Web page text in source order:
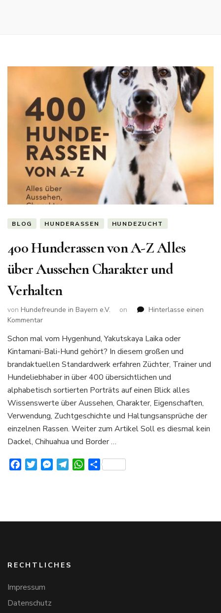
BLOG HUNDERASSEN HUNDEZUCHT
400 Hunderassen von A-Z Alles
über Aussehen Charakter und
Verhalten
von Hundefreunde in Bayern e.V. on
Hinterlasse einen
Kommentarzu
Hunderassen
von
A-
Alles
über
Aussehen
Charakter
und
Verhalten
Schon mal vom Hygenhund, Yakutskaya Laika oder
Kintamani-Bali-Hund gehört? In diesem großen und
brandaktuellen Standardwerk erfahren Züchter, Trainer und
Hundeliebhaber in über 400 übersichtlichen und
alphabetisch sortierten Porträts auf einen Blick alles
Wissenswerte über Aussehen, Charakter, Eigenschaften,
Verwendung, Zuchtgeschichte und Haltungsansprüche der
einzelnen Rassen. Weiter zum Artikel Soll es diesmal kein
Dackel, Chihuahua und Border …
FacebookTwitterMessenger
TelegramWhatsApp
Teilen
RECHTLICHES
Impressum
Datenschutz